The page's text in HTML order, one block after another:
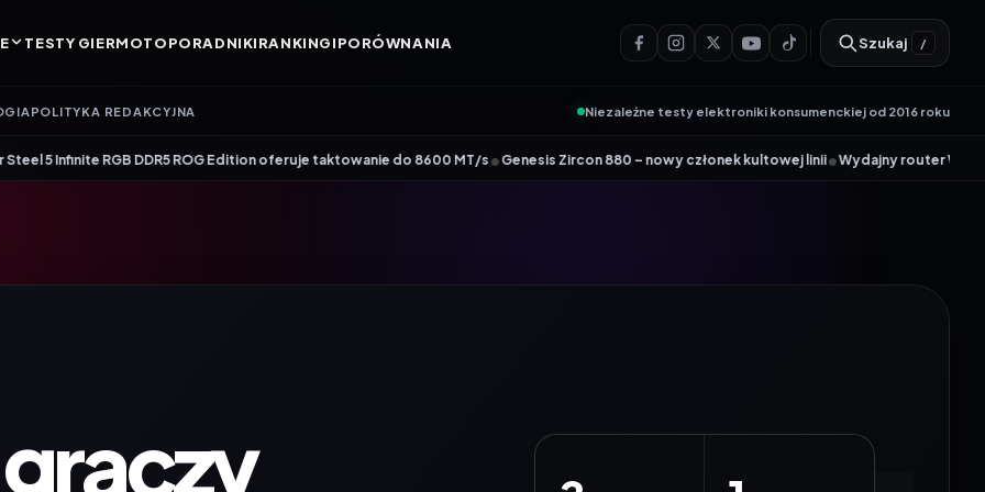
TESTY GIERMOTOPORADNIKIRANKINGIPORÓWNANIA Szukaj /
POLITYKA REDAKCYJNA Niezależne testy elektroniki konsumenckiej od 2016 roku
DDR5 ROG Edition oferuje taktowanie do 8600 MT/s•Genesis Zircon 880 – nowy członek kultowej linii•Wydajny router Wi-Fi 6 Tenda AX12